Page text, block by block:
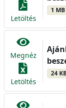
Letöltés
1 MB
Megnéz
Letöltés
24